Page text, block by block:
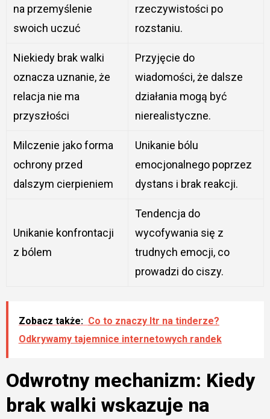
na przemyślenie
swoich uczuć
rzeczywistości po
rozstaniu.
Niekiedy brak walki
oznacza uznanie, że
relacja nie ma
przyszłości
Przyjęcie do
wiadomości, że dalsze
działania mogą być
nierealistyczne.
Milczenie jako forma
ochrony przed
dalszym cierpieniem
Unikanie bólu
emocjonalnego poprzez
dystans i brak reakcji.
Unikanie konfrontacji
z bólem
Tendencja do
wycofywania się z
trudnych emocji, co
prowadzi do ciszy.
Zobacz także: Co to znaczy ltr na tinderze?
Odkrywamy tajemnice internetowych randek
Odwrotny mechanizm: Kiedy
brak walki wskazuje na